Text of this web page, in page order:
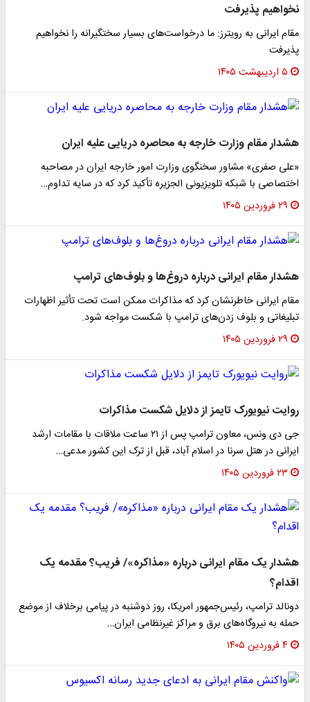
نخواهیم پذیرفت
مقام ایرانی به رویترز: ما درخواست‌های بسیار سختگیرانه را نخواهیم
پذیرفت
۵ اردیبهشت ۱۴۰۵
هشدار مقام وزارت خارجه به محاصره دریایی علیه ایران
«علی صفری» مشاور سخنگوی وزارت امور خارجه ایران در مصاحبه
اختصاصی با شبکه تلویزیونی الجزیره تأکید کرد که در سایه تداوم…
۲۹ فروردین ۱۴۰۵
هشدار مقام ایرانی درباره دروغ‌ها و بلوف‌های ترامپ
مقام ایرانی خاطرنشان کرد که مذاکرات ممکن است تحت تأثیر اظهارات
تبلیغاتی و بلوف زدن‌های ترامپ با شکست مواجه شود.
۲۹ فروردین ۱۴۰۵
روایت نیویورک تایمز از دلایل شکست مذاکرات
جی دی ونس، معاون ترامپ پس از ۲۱ ساعت ملاقات با مقامات ارشد
ایرانی در هتل سرنا در اسلام آباد، قبل از ترک این کشور مدعی…
۲۳ فروردین ۱۴۰۵
هشدار یک مقام ایرانی درباره «مذاکره»/ فریب؟ مقدمه یک
اقدام؟
دونالد ترامپ، رئیس‌جمهور امریکا، روز دوشنبه در پیامی برخلاف از موضع
حمله به نیروگاه‌های برق و مراکز غیرنظامی ایران…
۴ فروردین ۱۴۰۵